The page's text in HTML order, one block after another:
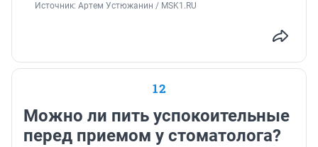
Источник: Артем Устюжанин / MSK1.RU
12
Можно ли пить успокоительные
перед приемом у стоматолога?